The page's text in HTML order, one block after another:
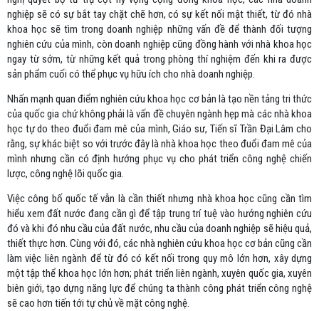
nghiệp sẽ có sự bắt tay chặt chẽ hơn, có sự kết nối mật thiết, từ đó nhà
khoa học sẽ tìm trong doanh nghiệp những vấn đề để thành đối tượng
nghiên cứu của mình, còn doanh nghiệp cũng đồng hành với nhà khoa học
ngay từ sớm, từ những kết quả trong phòng thí nghiệm đến khi ra được
sản phẩm cuối có thể phục vụ hữu ích cho nhà doanh nghiệp.
Nhấn mạnh quan điểm nghiên cứu khoa học cơ bản là tạo nền tảng tri thức
của quốc gia chứ không phải là vấn đề chuyên ngành hẹp mà các nhà khoa
học tự do theo đuổi đam mê của mình, Giáo sư, Tiến sĩ Trần Đại Lâm cho
rằng, sự khác biệt so với trước đây là nhà khoa học theo đuổi đam mê của
mình nhưng cần có định hướng phục vụ cho phát triển công nghệ chiến
lược, công nghệ lõi quốc gia.
Việc công bố quốc tế vẫn là cần thiết nhưng nhà khoa học cũng cần tìm
hiểu xem đất nước đang cần gì để tập trung trí tuệ vào hướng nghiên cứu
đó và khi đó nhu cầu của đất nước, nhu cầu của doanh nghiệp sẽ hiệu quả,
thiết thực hơn. Cùng với đó, các nhà nghiên cứu khoa học cơ bản cũng cần
làm việc liên ngành để từ đó có kết nối trong quy mô lớn hơn, xây dựng
một tập thể khoa học lớn hơn; phát triển liên ngành, xuyên quốc gia, xuyên
biên giới, tạo dựng năng lực để chúng ta thành công phát triển công nghệ
sẽ cao hơn tiến tới tự chủ về mặt công nghệ.